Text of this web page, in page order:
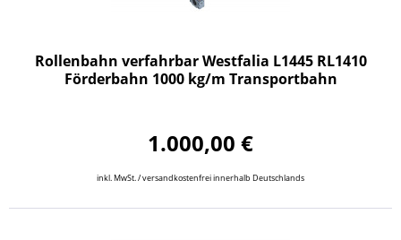
Rollenbahn verfahrbar Westfalia L1445 RL1410
Förderbahn 1000 kg/m Transportbahn
1.000,00 €
inkl. MwSt. / versandkostenfrei innerhalb Deutschlands